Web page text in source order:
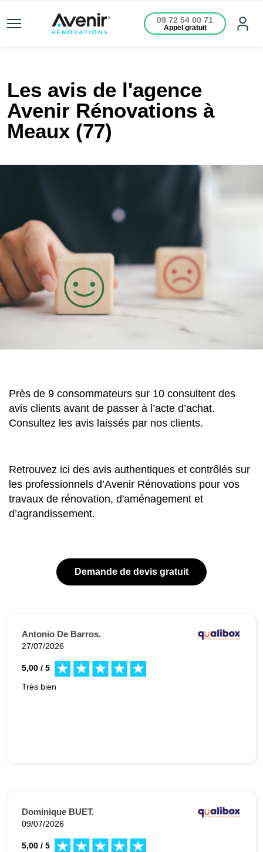
09 72 54 00 71
Appel gratuit
Les avis de l'agence
Avenir Rénovations à
Meaux (77)
Près de 9 consommateurs sur 10 consultent des
avis clients avant de passer à l’acte d’achat.
Consultez les avis laissés par nos clients.
Retrouvez ici des avis authentiques et contrôlés sur
les professionnels d’Avenir Rénovations pour vos
travaux de rénovation, d'aménagement et
d’agrandissement.
Demande de devis gratuit
Antonio De Barros.
27/07/2026
5,00 / 5
Très bien
Dominique BUET.
09/07/2026
5,00 / 5